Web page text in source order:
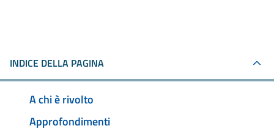
INDICE DELLA PAGINA
A chi è rivolto
Approfondimenti